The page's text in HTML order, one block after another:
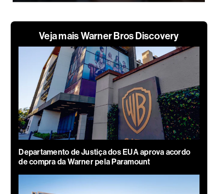
Veja mais Warner Bros Discovery
Departamento de Justiça dos EUA aprova acordo
de compra da Warner pela Paramount